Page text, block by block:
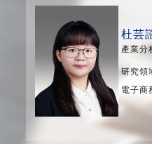
杜芸
產業分
研究領
電子商